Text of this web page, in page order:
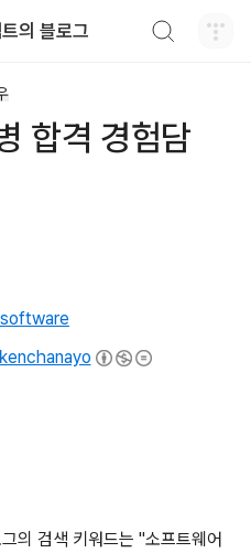
의 블로그
합격 경험담
kenchanayo
의 검색 키워드는 "소프트웨어